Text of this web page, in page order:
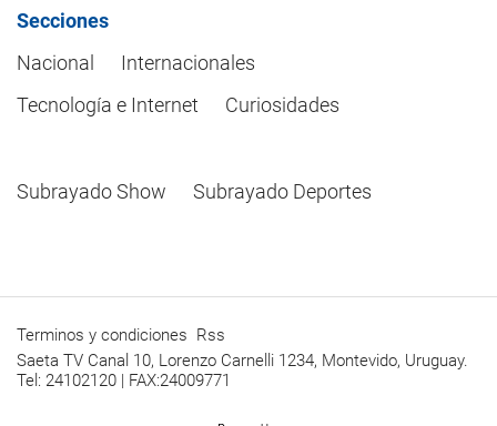
Secciones
Nacional
Internacionales
Tecnología e Internet
Curiosidades
Subrayado Show Subrayado Deportes
Terminos y condiciones Rss
Saeta TV Canal 10, Lorenzo Carnelli 1234, Montevido, Uruguay.
Tel: 24102120 | FAX:24009771